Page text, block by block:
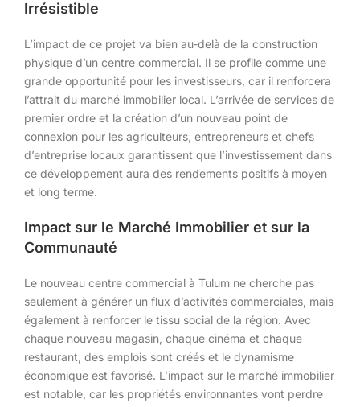
Irrésistible
L’impact de ce projet va bien au-delà de la construction
physique d’un centre commercial. Il se profile comme une
grande opportunité pour les investisseurs, car il renforcera
l’attrait du marché immobilier local. L’arrivée de services de
premier ordre et la création d’un nouveau point de
connexion pour les agriculteurs, entrepreneurs et chefs
d’entreprise locaux garantissent que l’investissement dans
ce développement aura des rendements positifs à moyen
et long terme.
Impact sur le Marché Immobilier et sur la
Communauté
Le nouveau centre commercial à Tulum ne cherche pas
seulement à générer un flux d’activités commerciales, mais
également à renforcer le tissu social de la région. Avec
chaque nouveau magasin, chaque cinéma et chaque
restaurant, des emplois sont créés et le dynamisme
économique est favorisé. L’impact sur le marché immobilier
est notable, car les propriétés environnantes vont perdre